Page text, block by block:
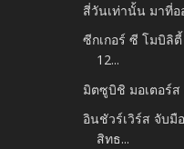
สี่วันเท่านั้น มาที่อ
ซีกเกอร์ ซี โมบิลิ
12...
มิตซูบิชิ มอเตอร์ส
อินชัวร์เวิร์ส จับมื
สิทธ...